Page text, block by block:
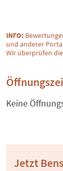
INFO:
und anderer
Wir überprüfen
Keine
Jetzt